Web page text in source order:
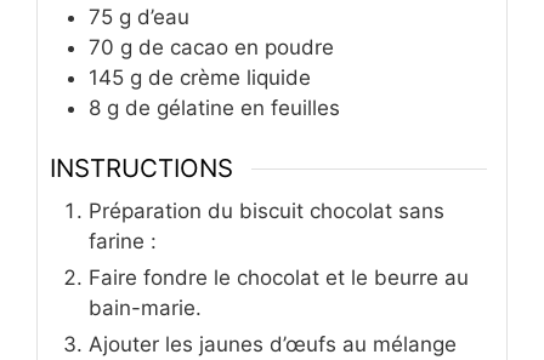
75 g d’eau
70 g de cacao en poudre
145 g de crème liquide
8 g de gélatine en feuilles
INSTRUCTIONS
Préparation du biscuit chocolat sans
farine :
Faire fondre le chocolat et le beurre au
bain-marie.
Ajouter les jaunes d’œufs au mélange